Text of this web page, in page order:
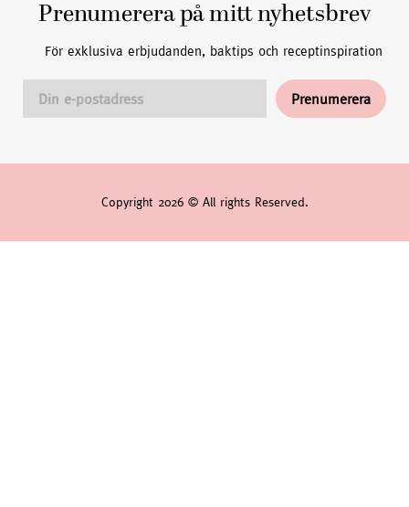
Prenumerera på mitt nyhetsbrev
För exklusiva erbjudanden, baktips och receptinspiration
Copyright 2026 © All rights Reserved.